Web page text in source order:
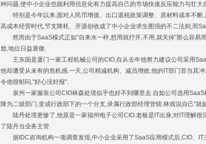
种问题,使中小企业也能利用信息化有力提高自己的市场快速反应能力与壮大
特别是今年以来,面对人民币增值、出口退税政策调整、原材料成本不断
高成本经营时代,节支降耗、开源创收成了中小企业求生图强的不二法则,而
然而由于SaaS模式正如"自来水一样,想用就拧开,不用,就关掉"那么容易
尬,地位日益衰微.
王东国是厦门一家工程机械公司的CIO,自从去年他努力建议公司采用
他却遭受从未有的危机感.一天,公司精减机构、减员增效,他的IT部门首当其
令他很郁闷,"好心没好报".
泉州一家服装公司CIO林森处境似乎也好不到哪里去.自如公司选用SaaS
降为二级部门,变成行政部下的一个分支,录属行政部经理管辖.林戏说自己"就
陆丹处境更惨了,他原是一家福州电子公司CIO.老板是IT出身,对IT理解很
了陆丹当业务主管.
据IDC咨询机构一项调查发现,中小企业采用了SaaS应用模式后,CIO、IT